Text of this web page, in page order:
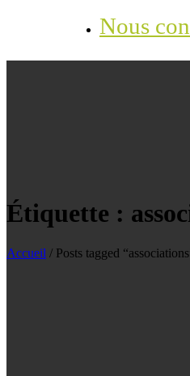
Nous
Étiquette :
Accueil / Posts tagged